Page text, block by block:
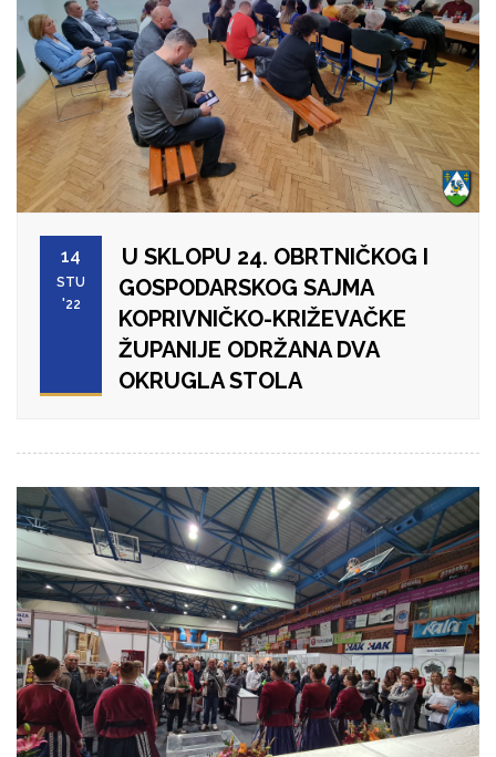
14
STU
'22
U SKLOPU 24. OBRTNIČKOG I
GOSPODARSKOG SAJMA
KOPRIVNIČKO-KRIŽEVAČKE
ŽUPANIJE ODRŽANA DVA
OKRUGLA STOLA